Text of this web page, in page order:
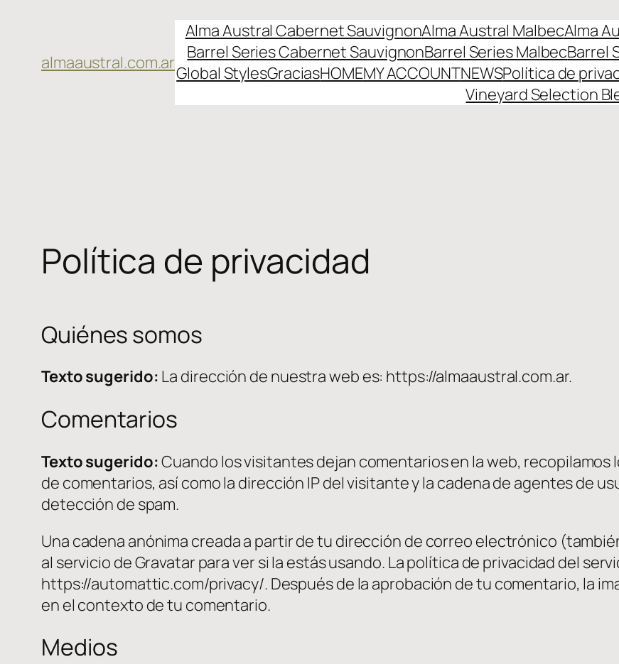
contentalmaaustral.com.ar
Alma Austral Cabernet SauvignonAlma Austral MalbecAlma
Barrel Series Cabernet SauvignonBarrel Series MalbecBarrel
Global StylesGraciasHOMEMY ACCOUNTNEWSPolítica de
Vineyard Selection
Política de privacidad
Quiénes somos
Texto sugerido: La dirección de nuestra web es: https://almaaustral.com.ar.
Comentarios
Texto sugerido:Cuando los visitantes dejan comentarios en la web,
de comentarios, así como la dirección IP del visitante y la cadena de agentes de
detección de spam.
Una cadena anónima creada a partir de tu dirección de correo electrónico
al servicio de Gravatar para ver si la estás usando. La política de privacidad del
https://automattic.com/privacy/. Después de la aprobación de tu comentario, la
en el contexto de tu comentario.
Medios